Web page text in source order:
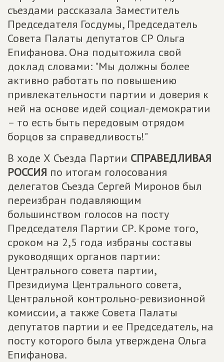
съездами рассказала Заместитель
Председателя Госдумы, Председатель
Совета Палаты депутатов СР Ольга
Епифанова. Она подытожила свой
доклад словами: "Мы должны более
активно работать по повышению
привлекательности партии и доверия к
ней на основе идей социал-демократии
– то есть быть передовым отрядом
борцов за справедливость!"
В ходе Х Съезда Партии СПРАВЕДЛИВАЯ
РОССИЯ по итогам голосования
делегатов Съезда Сергей Миронов был
переизбран подавляющим
большинством голосов на посту
Председателя Партии СР. Кроме того,
сроком на 2,5 года избраны составы
руководящих органов партии:
Центрального совета партии,
Президиума Центрального совета,
Центральной контрольно-ревизионной
комиссии, а также Совета Палаты
депутатов партии и ее Председатель, на
посту которого была утверждена Ольга
Епифанова.